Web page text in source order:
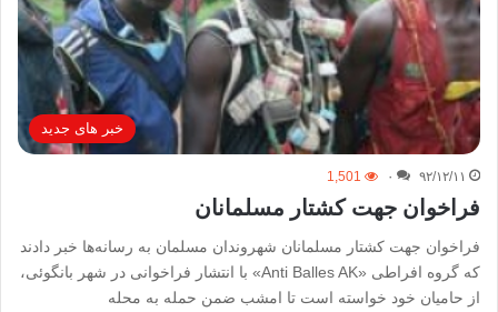
خبر های جدید
۹۲/۱۲/۱۱ ۰ 1,501
فراخوان جهت کشتار مسلمانان
فراخوان جهت کشتار مسلمانان شهروندان مسلمان به رسانه‌ها خبر دادند
که گروه افراطی «Anti Balles AK» با انتشار فراخوانی در شهر بانگوئی،
از حامیان خود خواسته است تا امشب ضمن حمله به محله